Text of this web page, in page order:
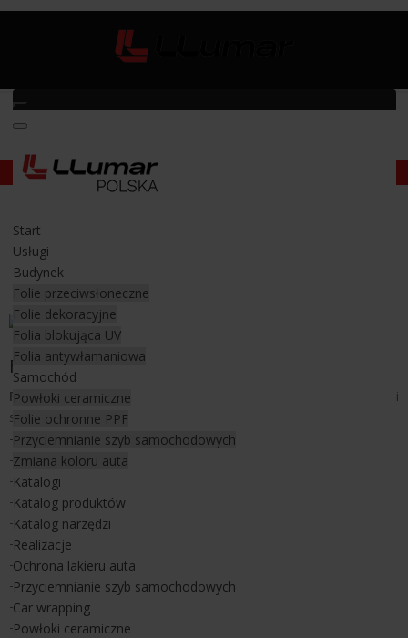
Start
Usługi
Budynek
Folie przeciwsłoneczne
Folie dekoracyjne
Folia blokująca UV
Folia antywłamaniowa
Samochód
Powłoki ceramiczne
Folie ochronne PPF
Przyciemnianie szyb samochodowych
Zmiana koloru auta
Katalogi
Katalog produktów
Katalog narzędzi
Realizacje
Ochrona lakieru auta
Przyciemnianie szyb samochodowych
Car wrapping
Powłoki ceramiczne
Folia okienna
antywłamaniowa, dekoracyjna, lustro
Folie okienne
Folie okienne LLumar
to doskonałe rozwiązanie które sprawdzi
się do:
- domu,
- mieszkania,
- biura,
- firmy produkcyjnej,
- budynków użyteczności publicznej,
- muzeum,
- biblioteki i czytelni,
- instytucji,
- urzędów,
- przychodni, klinik, gabinetów medycznych i zabiegowych,